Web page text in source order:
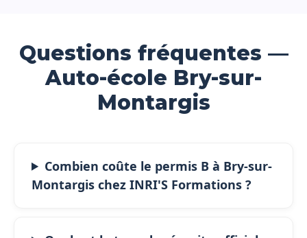
Questions fréquentes —
Auto-école Bry-sur-
Montargis
Combien coûte le permis B à Bry-sur-
Montargis chez INRI'S Formations ?